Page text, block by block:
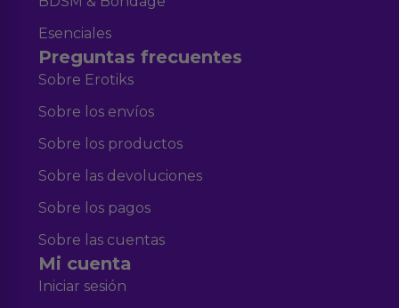
Esenciales
Preguntas frecuentes
Sobre Erotiks
Sobre los envíos
Sobre los productos
Sobre las devoluciones
Sobre los pagos
Sobre las cuentas
Mi cuenta
Iniciar sesión